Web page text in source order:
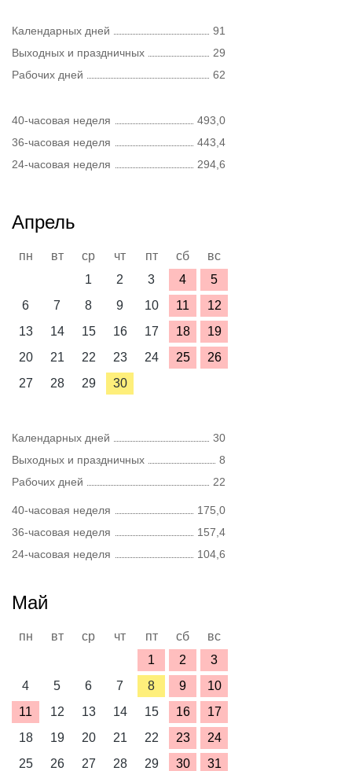
Календарных дней
91
Выходных и праздничных
29
Рабочих дней
62
40-часовая неделя
493,0
36-часовая неделя
443,4
24-часовая неделя
294,6
Апрель
пн вт ср чт пт сб
вс
1
2 3 4
5
6
7 8 9 10 11
12
13
14 15 16 17 18
19
20
21 22 23 24 25
26
27
28 29 30
Календарных дней
30
Выходных и праздничных
8
Рабочих дней
22
40-часовая неделя
175,0
36-часовая неделя
157,4
24-часовая неделя
104,6
Май
пн вт ср чт пт сб
вс
1
2
3
4
5 6 7 8 9
10
11
12 13 14 15 16
17
18
19 20 21 22 23
24
25
26 27 28 29 30 31